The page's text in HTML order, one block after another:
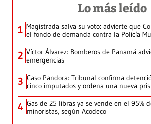
Lo más leído
1 Magistrada salva su voto: advierte que
el fondo de demanda contra la Policía
2 Víctor Álvarez: Bomberos de Panamá
emergencias
3 Caso Pandora: Tribunal confirma
cinco imputados y ordena una nueva
4 Gas de 25 libras ya se vende en el 95%
minoristas, según Acodeco